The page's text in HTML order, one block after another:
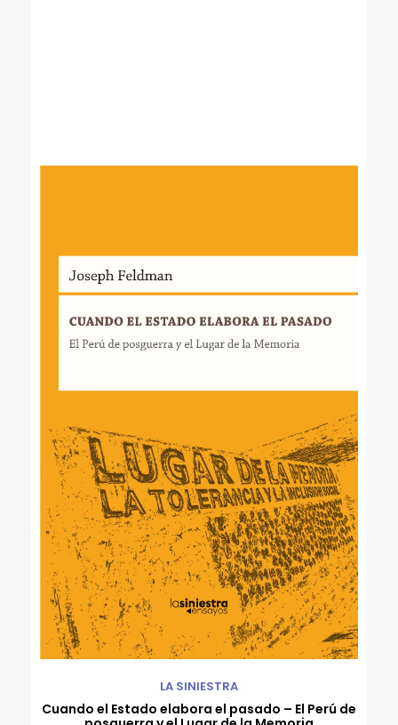
LA SINIESTRA
Cuando el Estado elabora el pasado – El Perú de